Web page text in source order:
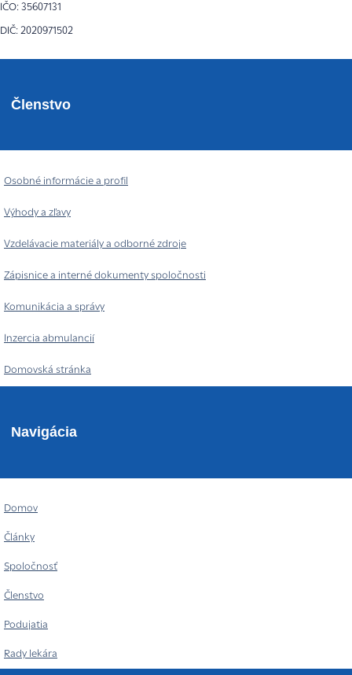
IČO: 35607131
DIČ: 2020971502
Členstvo
Osobné informácie a profil
Výhody a zľavy
Vzdelávacie materiály a odborné zdroje
Zápisnice a interné dokumenty spoločnosti
Komunikácia a správy
Inzercia abmulancií
Domovská stránka
Navigácia
Domov
Články
Spoločnosť
Členstvo
Podujatia
Rady lekára